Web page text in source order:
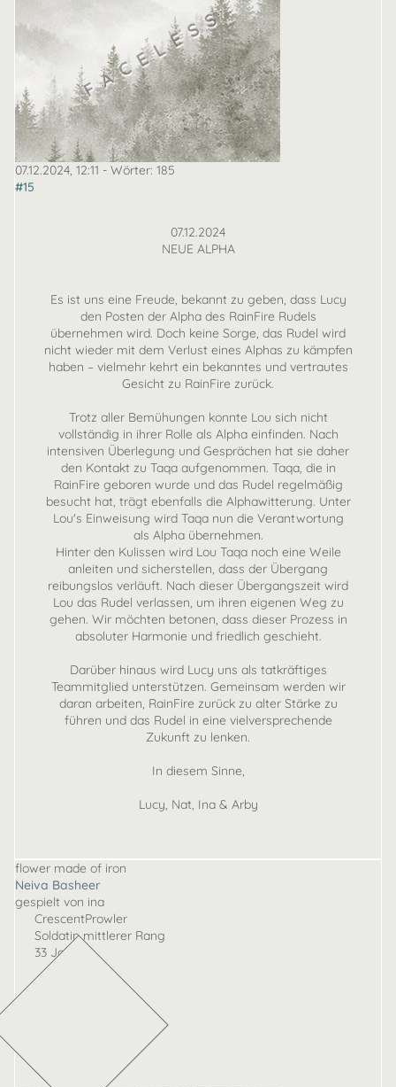
07.12.2024, 12:11 - Wörter: 185
#15
07.12.2024
NEUE ALPHA
Es ist uns eine Freude, bekannt zu geben, dass Lucy
den Posten der Alpha des RainFire Rudels
übernehmen wird. Doch keine Sorge, das Rudel wird
nicht wieder mit dem Verlust eines Alphas zu kämpfen
haben – vielmehr kehrt ein bekanntes und vertrautes
Gesicht zu RainFire zurück.
Trotz aller Bemühungen konnte Lou sich nicht
vollständig in ihrer Rolle als Alpha einfinden. Nach
intensiven Überlegung und Gesprächen hat sie daher
den Kontakt zu Taqa aufgenommen. Taqa, die in
RainFire geboren wurde und das Rudel regelmäßig
besucht hat, trägt ebenfalls die Alphawitterung. Unter
Lou's Einweisung wird Taqa nun die Verantwortung
als Alpha übernehmen.
Hinter den Kulissen wird Lou Taqa noch eine Weile
anleiten und sicherstellen, dass der Übergang
reibungslos verläuft. Nach dieser Übergangszeit wird
Lou das Rudel verlassen, um ihren eigenen Weg zu
gehen. Wir möchten betonen, dass dieser Prozess in
absoluter Harmonie und friedlich geschieht.
Darüber hinaus wird Lucy uns als tatkräftiges
Teammitglied unterstützen. Gemeinsam werden wir
daran arbeiten, RainFire zurück zu alter Stärke zu
führen und das Rudel in eine vielversprechende
Zukunft zu lenken.
In diesem Sinne,
Lucy, Nat, Ina & Arby
flower made of iron
Neiva Basheer
gespielt von ina
CrescentProwler
Soldatin mittlerer Rang
33 Jahre